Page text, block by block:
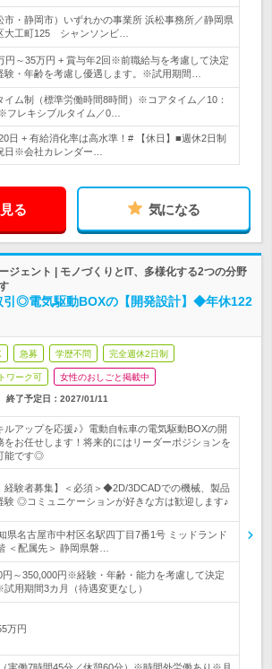
市・静岡市）いずれかの事業所 浜松事務所／静岡県
大工町125 シャンソンビ…
円～35万円 + 賞与年2回※前職給与を考慮して決定
験・年齢を考慮し優遇します。※試用期間…
イム制（標準労働時間8時間）※コアタイム／10：
フレキシブルタイム／0…
日 + 有給消化率は高水準！# 【休日】■週休2日制
日※会社カレンダー…
る 気になる
ジェント | モノづくりとIT、多様化する2つの分野
引◎電気駆動BOXの【開発設計】◆年休122
急募 学歴不問 完全週休2日制
ワーク可 女性のおしごと掲載中
終了予定日： 2027/01/11
ルアップを応援♪》電動自転車の電気駆動BOXの開
をお任せします！将来的にはリーダーポジションを
能です◎
経験者募集】＜必須＞◆2D/3DCADでの機械、製品
験 ◎コミュニケーションが好きな方は歓迎します♪
県名古屋市中村区名駅四丁目7番1号 ミッドランド
＜配属先＞ 静岡県磐…
円～350,000円※経験・年齢・能力を考慮して決定
用期間3カ月（待遇変更なし）
万円